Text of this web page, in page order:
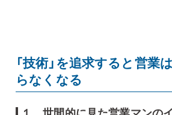
「技術」を追求すると営業
らなくなる